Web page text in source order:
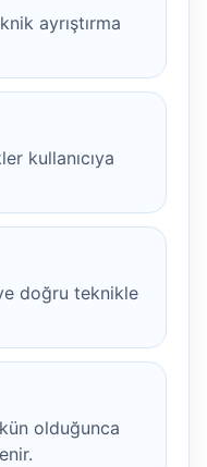
ayrıştırma
kullanıcıya
doğru teknikle
olduğunca